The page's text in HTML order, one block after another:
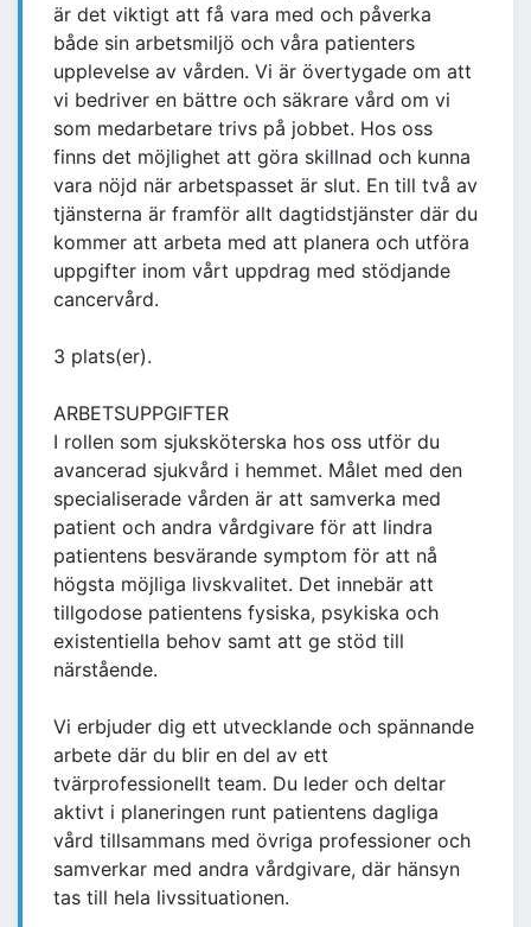
är det viktigt att få vara med och påverka
både sin arbetsmiljö och våra patienters
upplevelse av vården. Vi är övertygade om att
vi bedriver en bättre och säkrare vård om vi
som medarbetare trivs på jobbet. Hos oss
finns det möjlighet att göra skillnad och kunna
vara nöjd när arbetspasset är slut. En till två av
tjänsterna är framför allt dagtidstjänster där du
kommer att arbeta med att planera och utföra
uppgifter inom vårt uppdrag med stödjande
cancervård.
3 plats(er).
ARBETSUPPGIFTER
I rollen som sjuksköterska hos oss utför du
avancerad sjukvård i hemmet. Målet med den
specialiserade vården är att samverka med
patient och andra vårdgivare för att lindra
patientens besvärande symptom för att nå
högsta möjliga livskvalitet. Det innebär att
tillgodose patientens fysiska, psykiska och
existentiella behov samt att ge stöd till
närstående.
Vi erbjuder dig ett utvecklande och spännande
arbete där du blir en del av ett
tvärprofessionellt team. Du leder och deltar
aktivt i planeringen runt patientens dagliga
vård tillsammans med övriga professioner och
samverkar med andra vårdgivare, där hänsyn
tas till hela livssituationen.